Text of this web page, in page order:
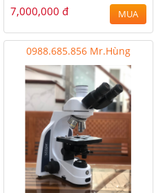
7,000,000 đ MUA
0988.685.856 Mr.Hùng